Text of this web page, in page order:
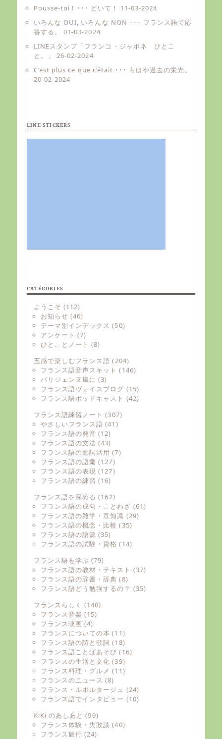
Pousse-toi ! ･･･ どいて！
11-03-2024
いろんな OUI, いろんな NON ･･･ フランス語で応
答する。
01-03-2024
LINEスタンプ「フランコ・ジャポネ ひとこ
と。」
26-02-2024
C’est plus ce que c’était ･･･ もはや過去の栄光。
20-02-2024
LINE STICKERS
CATÉGORIES
ようこそ (112)
お知らせ (46)
テーマ別インデックス (50)
アンケート (7)
ひとことノート (8)
五感で楽しむフランス語 (204)
フランス語音声スキット (146)
パリジェンヌ風に (3)
フランス語ヴォイスブログ (15)
フランス語ポッドキャスト (42)
フランス語練習ノート (307)
やさしいフランス語 (41)
フランス語の発音 (12)
フランス語の文法 (43)
フランス語の動詞活用 (7)
フランス語の語彙 (127)
フランス語の表現 (127)
フランス語の練習 (16)
フランス語を深める (162)
フランス語の成句・ことわざ (61)
フランス語の雑学・豆知識 (29)
フランス語の概念・比較 (35)
フランス語の語源 (35)
フランス語の試験・資格 (14)
フランス語を学ぶ (79)
フランス語の教材・テキスト (37)
フランス語の辞書・辞典 (8)
フランス語どう勉強するの？ (35)
フランスらしく (140)
フランス音楽 (15)
フランス映画 (4)
フランスについての本 (11)
フランス語の詩と歌詞 (18)
フランス語ことばあそび (16)
フランスの生活と文化 (39)
フランス料理・グルメ (11)
フランスのニュース (8)
フランス・ルポルタージュ (24)
フランス語でインタビュー (10)
KiKi のあしあと (99)
フランス体験・失敗談 (40)
フランス旅行 (24)